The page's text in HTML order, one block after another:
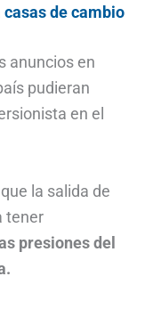
de cambio
anuncios en
pudieran
en el
la salida de
tener
presiones del